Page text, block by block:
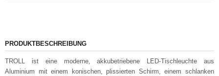
PRODUKTBESCHREIBUNG
TROLL ist eine moderne, akkubetriebene LED-Tischleuchte aus
Aluminium mit einem konischen, plissierten Schirm, einem schlanken